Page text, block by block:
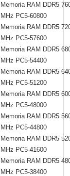
Memoria RAM DDR5
MHz PC5-60800
Memoria RAM DDR5
MHz PC5-57600
Memoria RAM DDR5
MHz PC5-54400
Memoria RAM DDR5
MHz PC5-51200
Memoria RAM DDR5
MHz PC5-48000
Memoria RAM DDR5
MHz PC5-44800
Memoria RAM DDR5
MHz PC5-41600
Memoria RAM DDR5
MHz PC5-38400